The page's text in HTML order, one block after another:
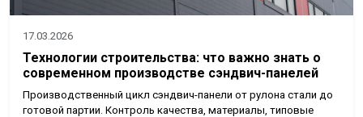
17.03.2026
Технологии строительства: что важно знать о
современном производстве сэндвич-панелей
Производственный цикл сэндвич-панели от рулона стали до
готовой партии. Контроль качества, материалы, типовые